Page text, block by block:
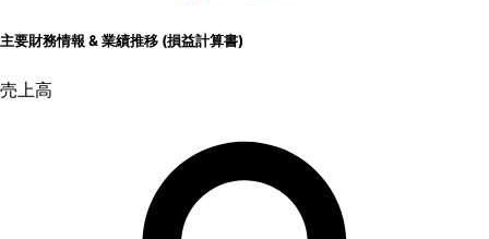
主要財務情報 & 業績推移 (損益計算書)
売上高